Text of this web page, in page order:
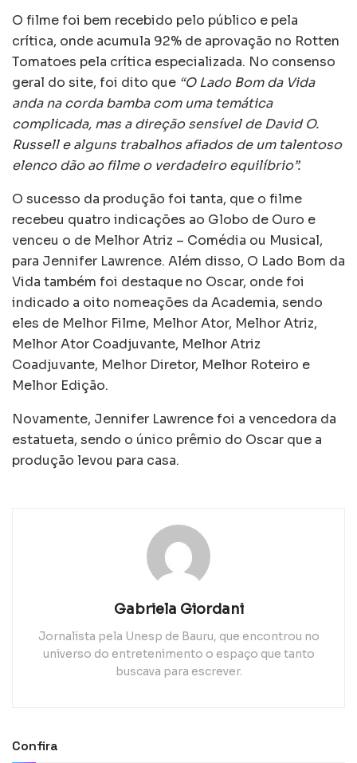
O filme foi bem recebido pelo público e pela
crítica, onde acumula 92% de aprovação no Rotten
Tomatoes pela crítica especializada. No consenso
geral do site, foi dito que “O Lado Bom da Vida
anda na corda bamba com uma temática
complicada, mas a direção sensível de David O.
Russell e alguns trabalhos afiados de um talentoso
elenco dão ao filme o verdadeiro equilíbrio”.
O sucesso da produção foi tanta, que o filme
recebeu quatro indicações ao Globo de Ouro e
venceu o de Melhor Atriz – Comédia ou Musical,
para Jennifer Lawrence. Além disso, O Lado Bom da
Vida também foi destaque no Oscar, onde foi
indicado a oito nomeações da Academia, sendo
eles de Melhor Filme, Melhor Ator, Melhor Atriz,
Melhor Ator Coadjuvante, Melhor Atriz
Coadjuvante, Melhor Diretor, Melhor Roteiro e
Melhor Edição.
Novamente, Jennifer Lawrence foi a vencedora da
estatueta, sendo o único prêmio do Oscar que a
produção levou para casa.
Gabriela Giordani
Jornalista pela Unesp de Bauru, que encontrou no
universo do entretenimento o espaço que tanto
buscava para escrever.
Confira